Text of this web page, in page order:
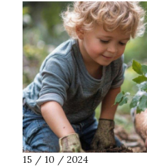
15 / 10 / 2024